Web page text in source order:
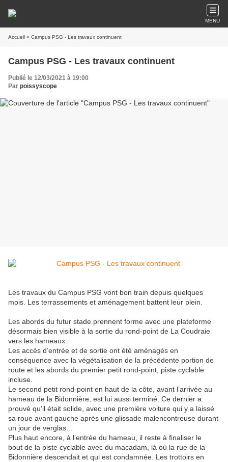
MENU
Accueil » Campus PSG - Les travaux continuent
Campus PSG - Les travaux continuent
Publié le 12/03/2021 à 19:00
Par poissyscope
Les travaux du Campus PSG vont bon train depuis quelques
mois. Les terrassements et aménagement battent leur plein.
Les abords du futur stade prennent forme avec une plateforme
désormais bien visible à la sortie du rond-point de La Coudraie
vers les hameaux.
Les accès d’entrée et de sortie ont été aménagés en
conséquence avec la végétalisation de la précédente portion de
route et les abords du premier petit rond-point, piste cyclable
incluse.
Le second petit rond-point en haut de la côte, avant l’arrivée au
hameau de la Bidonnière, est lui aussi terminé. Ce dernier a
prouvé qu’il était solide, avec une première voiture qui y a laissé
sa roue avant gauche après une glissade malencontreuse durant
un jour de verglas...
Plus haut encore, à l’entrée du hameau, il reste à finaliser le
bout de la piste cyclable avec du macadam, là où la rue de la
Bidonnière descendait et qui est condamnée. Les trottoirs en